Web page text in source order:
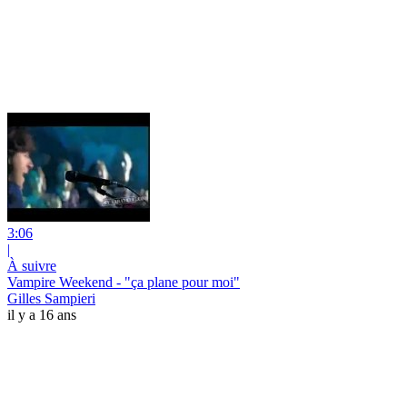
3:06
|
À suivre
Vampire Weekend - "ça plane pour moi"
Gilles Sampieri
il y a 16 ans